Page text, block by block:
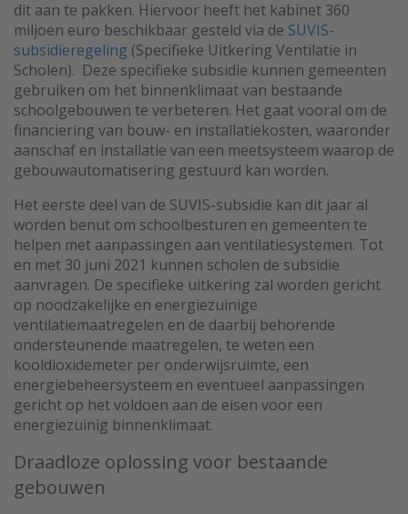
dit aan te pakken. Hiervoor heeft het kabinet 360
miljoen euro beschikbaar gesteld via de SUVIS-
subsidieregeling (Specifieke Uitkering Ventilatie in
Scholen). Deze specifieke subsidie kunnen gemeenten
gebruiken om het binnenklimaat van bestaande
schoolgebouwen te verbeteren. Het gaat vooral om de
financiering van bouw- en installatiekosten, waaronder
aanschaf en installatie van een meetsysteem waarop de
gebouwautomatisering gestuurd kan worden.
Het eerste deel van de SUVIS-subsidie kan dit jaar al
worden benut om schoolbesturen en gemeenten te
helpen met aanpassingen aan ventilatiesystemen. Tot
en met 30 juni 2021 kunnen scholen de subsidie
aanvragen. De specifieke uitkering zal worden gericht
op noodzakelijke en energiezuinige
ventilatiemaatregelen en de daarbij behorende
ondersteunende maatregelen, te weten een
kooldioxidemeter per onderwijsruimte, een
energiebeheersysteem en eventueel aanpassingen
gericht op het voldoen aan de eisen voor een
energiezuinig binnenklimaat.
Draadloze oplossing voor bestaande
gebouwen